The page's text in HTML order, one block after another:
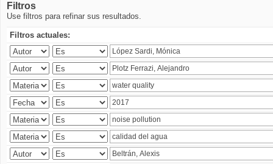
Filtros
Use filtros para refinar sus resultados.
Filtros actuales: